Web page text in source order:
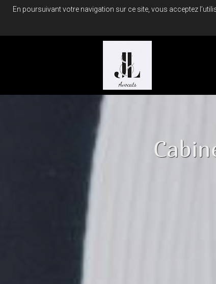
En poursuivant votre navigation sur ce site, vous acceptez